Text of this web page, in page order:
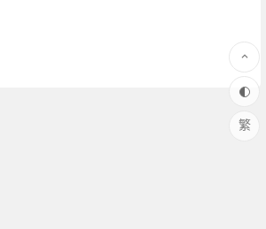
繁